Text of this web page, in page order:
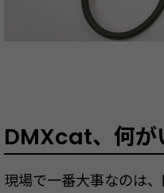
DMXcat、何が
現場で一番大事なのは